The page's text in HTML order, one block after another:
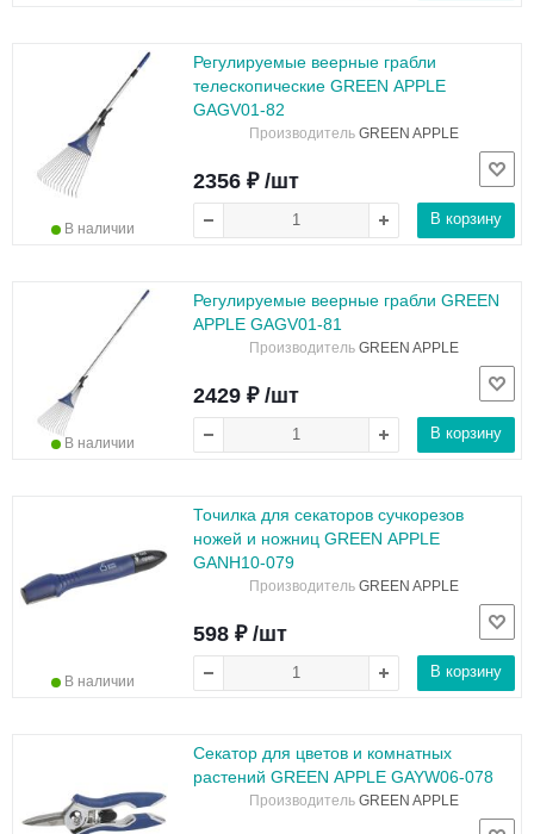
Регулируемые веерные грабли
телескопические GREEN APPLE
GAGV01-82
Производитель GREEN APPLE
В наличии
2356 ₽ /шт
В корзину
Регулируемые веерные грабли GREEN
APPLE GAGV01-81
Производитель GREEN APPLE
В наличии
2429 ₽ /шт
В корзину
Точилка для секаторов сучкорезов
ножей и ножниц GREEN APPLE
GANH10-079
Производитель GREEN APPLE
В наличии
598 ₽ /шт
В корзину
Секатор для цветов и комнатных
растений GREEN APPLE GAYW06-078
Производитель GREEN APPLE